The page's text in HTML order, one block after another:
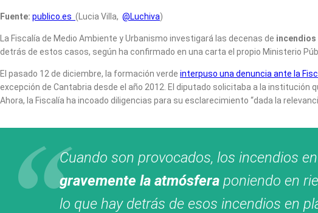
Fuente: publico.es (Lucia Villa, @Luchiva)
La Fiscalía de Medio Ambiente y Urbanismo investigará las decenas de incendios
detrás de estos casos, según ha confirmado en una carta el propio Ministerio
El pasado 12 de diciembre, la formación verde interpuso una denuncia ante la
excepción de Cantabria desde el año 2012. El diputado solicitaba a la institución
Ahora, la Fiscalía ha incoado diligencias para su esclarecimiento “dada la
Cuando son provocados, los incendios
gravemente la atmósfera poniendo en
lo que hay detrás de esos incendios en